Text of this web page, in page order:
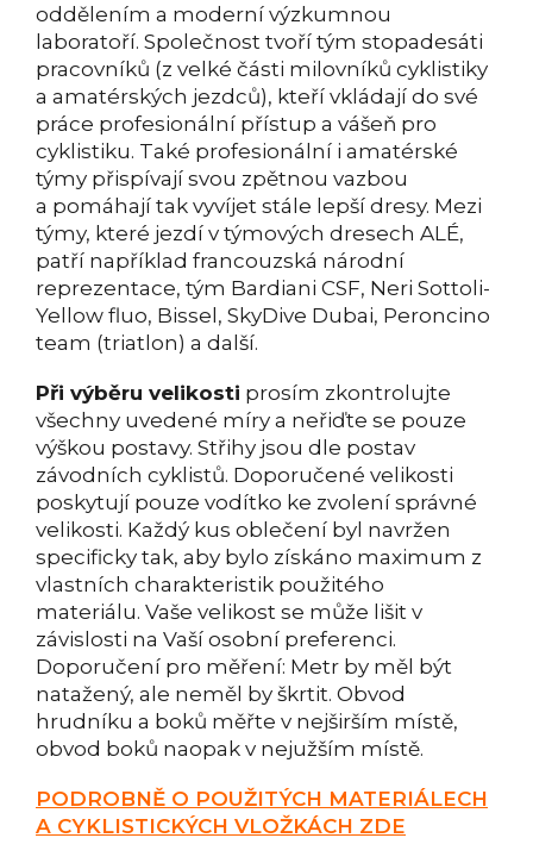
oddělením a moderní výzkumnou
laboratoří. Společnost tvoří tým stopadesáti
pracovníků (z velké části milovníků cyklistiky
a amatérských jezdců), kteří vkládají do své
práce profesionální přístup a vášeň pro
cyklistiku. Také profesionální i amatérské
týmy přispívají svou zpětnou vazbou
a pomáhají tak vyvíjet stále lepší dresy. Mezi
týmy, které jezdí v týmových dresech ALÉ,
patří například francouzská národní
reprezentace, tým Bardiani CSF, Neri Sottoli-
Yellow fluo, Bissel, SkyDive Dubai, Peroncino
team (triatlon) a další.
Při výběru velikosti prosím zkontrolujte
všechny uvedené míry a neřiďte se pouze
výškou postavy. Střihy jsou dle postav
závodních cyklistů. Doporučené velikosti
poskytují pouze vodítko ke zvolení správné
velikosti. Každý kus oblečení byl navržen
specificky tak, aby bylo získáno maximum z
vlastních charakteristik použitého
materiálu. Vaše velikost se může lišit v
závislosti na Vaší osobní preferenci.
Doporučení pro měření: Metr by měl být
natažený, ale neměl by škrtit. Obvod
hrudníku a boků měřte v nejširším místě,
obvod boků naopak v nejužším místě.
PODROBNĚ O POUŽITÝCH MATERIÁLECH
A CYKLISTICKÝCH VLOŽKÁCH ZDE